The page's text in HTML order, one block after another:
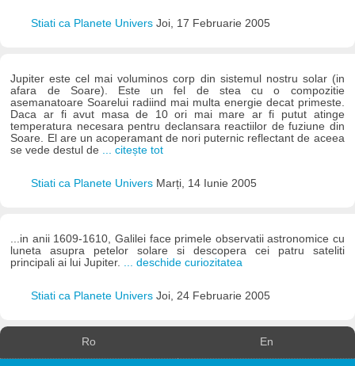
Stiati ca Planete Univers Joi, 17 Februarie 2005
Jupiter este cel mai voluminos corp din sistemul nostru solar (in
afara de Soare). Este un fel de stea cu o compozitie
asemanatoare Soarelui radiind mai multa energie decat primeste.
Daca ar fi avut masa de 10 ori mai mare ar fi putut atinge
temperatura necesara pentru declansara reactiilor de fuziune din
Soare. El are un acoperamant de nori puternic reflectant de aceea
se vede destul de ... citește tot
Stiati ca Planete Univers Marți, 14 Iunie 2005
...in anii 1609-1610, Galilei face primele observatii astronomice cu
luneta asupra petelor solare si descopera cei patru sateliti
principali ai lui Jupiter.
... deschide curiozitatea
Stiati ca Planete Univers Joi, 24 Februarie 2005
Ro En